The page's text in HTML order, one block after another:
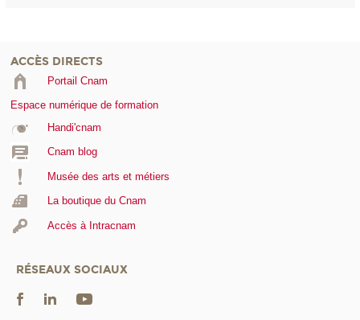
ACCÈS DIRECTS
Portail Cnam
Espace numérique de formation
Handi'cnam
Cnam blog
Musée des arts et métiers
La boutique du Cnam
Accès à Intracnam
RÉSEAUX SOCIAUX